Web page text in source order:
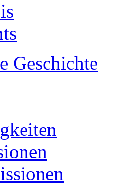
Geschichte